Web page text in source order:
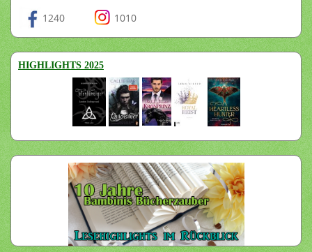
1240 1010
HIGHLIGHTS 2025